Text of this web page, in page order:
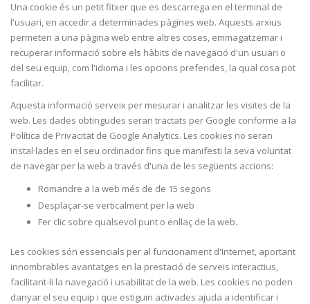
Una cookie és un petit fitxer que es descarrega en el terminal de
l'usuari, en accedir a determinades pàgines web. Aquests arxius
permeten a una pàgina web entre altres coses, emmagatzemar i
recuperar informació sobre els hàbits de navegació d'un usuari o
del seu equip, com l'idioma i les opcions preferides, la qual cosa pot
facilitar.
Aquesta informació serveix per mesurar i analitzar les visites de la
web. Les dades obtingudes seran tractats per Google conforme a la
Política de Privacitat de Google Analytics. Les cookies no seran
instal·lades en el seu ordinador fins que manifesti la seva voluntat
de navegar per la web a través d'una de les següents accions:
Romandre a la web més de de 15 segons
Desplaçar-se verticalment per la web
Fer clic sobre qualsevol punt o enllaç de la web.
Les cookies són essencials per al funcionament d'Internet, aportant
innombrables avantatges en la prestació de serveis interactius,
facilitant-li la navegació i usabilitat de la web. Les cookies no poden
danyar el seu equip i que estiguin activades ajuda a identificar i